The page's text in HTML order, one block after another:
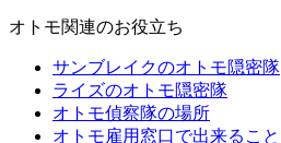
オトモ関連のお役立ち
サンブレイクのオトモ隠密隊
ライズのオトモ隠密隊
オトモ偵察隊の場所
オトモ雇用窓口で出来ること